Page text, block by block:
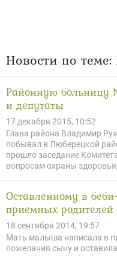
Новости по
Районную больницу
и депутаты
17 декабря 2015, 10:52
Глава района Владимир
побывал в Люберецкой
прошло заседание
вопросам охраны
Оставленному в
приемных родителей
18 сентября 2014, 19:57
Мать малыша написала в
пожелания сыну и